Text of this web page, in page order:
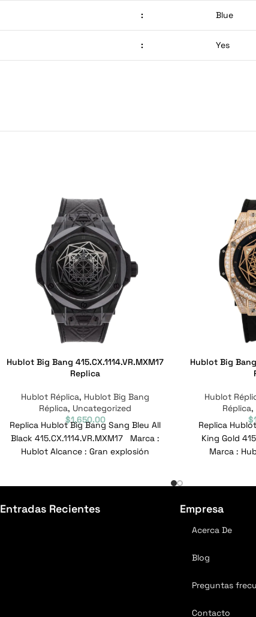
: Blue
: Yes
Hublot Big Bang 415.CX.1114.VR.MXM17
Replica
Hublot Réplica, Hublot Big Bang
Réplica, Uncategorized
$1,650.00
Replica Hublot Big Bang Sang Bleu All
Black 415.CX.1114.VR.MXM17 Marca :
Hublot Alcance : Gran explosión
Hublot Big Bang
Hublot
Réplica,
$
Replica
King Gold
Marca :
Entradas Recientes Empresa
Acerca De
Blog
Preguntas
Contacto